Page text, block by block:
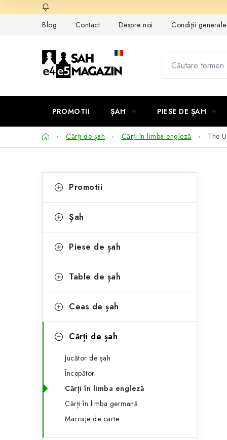
la
Blog
Contact Despre noi Condiţii
PROMOTII ȘAH PIESE DE ȘAH
AcasăCărți de șah Cărți în limba engleză The
a
ă
l
t
e
ă
peste
categorii
a
e
o
i
Promotii
Șah
Piese de șah
Table de șah
Ceas de șah
Cărți de șah
Jucător de șah
Începător
Cărți în limba engleză
Cărți în limba germană
Marcaje de carte